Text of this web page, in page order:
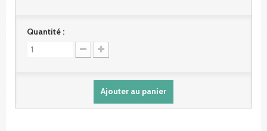
Quantité :
Ajouter au panier